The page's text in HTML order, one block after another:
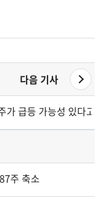
다음 기사
"... 투자자 경고
가 급등 가능성 있다고
주 축소